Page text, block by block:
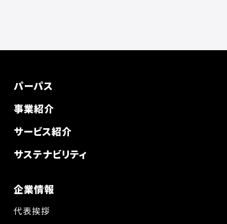
パーパス
事業紹介
サービス紹介
サステナビリティ
企業情報
代表挨拶